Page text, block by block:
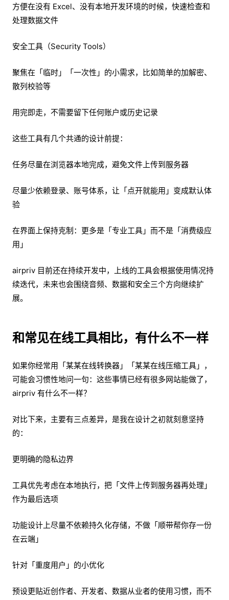
方便在没有 Excel、没有本地开发环境的时候，快速检查和
处理数据文件
安全工具（Security Tools）
聚焦在「临时」「一次性」的小需求，比如简单的加解密、
散列校验等
用完即走，不需要留下任何账户或历史记录
这些工具有几个共通的设计前提：
任务尽量在浏览器本地完成，避免文件上传到服务器
尽量少依赖登录、账号体系，让「点开就能用」变成默认体
验
在界面上保持克制：更多是「专业工具」而不是「消费级应
用」
airpriv 目前还在持续开发中，上线的工具会根据使用情况持
续迭代，未来也会围绕音频、数据和安全三个方向继续扩
展。
和常见在线工具相比，有什么不一样
如果你经常用「某某在线转换器」「某某在线压缩工具」，
可能会习惯性地问一句：这些事情已经有很多网站能做了，
airpriv 有什么不一样？
对比下来，主要有三点差异，是我在设计之初就刻意坚持
的：
更明确的隐私边界
工具优先考虑在本地执行，把「文件上传到服务器再处理」
作为最后选项
功能设计上尽量不依赖持久化存储，不做「顺带帮你存一份
在云端」
针对「重度用户」的小优化
预设更贴近创作者、开发者、数据从业者的使用习惯，而不